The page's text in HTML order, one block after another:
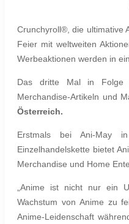
Crunchyroll®, die ultimative
Feier mit weltweiten
Werbeaktionen werden in
Das dritte Mal in Folge
Merchandise-Artikeln und
Österreich.
Erstmals bei Ani-May
Einzelhandelskette bietet
Merchandise und Home
„Anime ist nicht nur ein
Wachstum von Anime zu
Anime-Leidenschaft